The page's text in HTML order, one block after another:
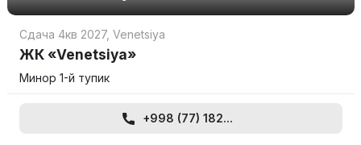
Сдача 4кв 2027, Venetsiya
ЖК «Venetsiya»
Минор 1-й тупик
+998 (77) 182...